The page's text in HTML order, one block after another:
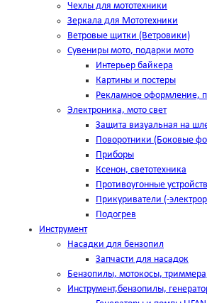
Чехлы для мототехники
Зеркала для Мототехники
Ветровые щитки (Ветровики)
Сувениры мото, подарки мото
Интерьер байкера
Картины и постеры
Рекламное оформление,
Электроника, мото свет
Защита визуальная на
Поворотники (Боковые
Приборы
Ксенон, светотехника
Противоугонные
Прикуриватели (-
Подогрев
Инструмент
Насадки для бензопил
Запчасти для насадок
Бензопилы, мотокосы,
Инструмент,бензопилы,